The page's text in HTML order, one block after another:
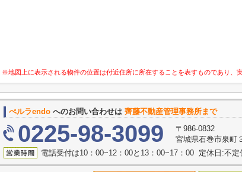
※地図上に表示される物件の位置は付近住所に所在することを表すものであり、
ぺルラendo へのお問い合わせは 齊藤不動産管理事務所まで
0225-98-3099
〒986-0832
宮城県石巻市泉町
電話受付は10：00~12：00と13：00~17：00 定休日:不定